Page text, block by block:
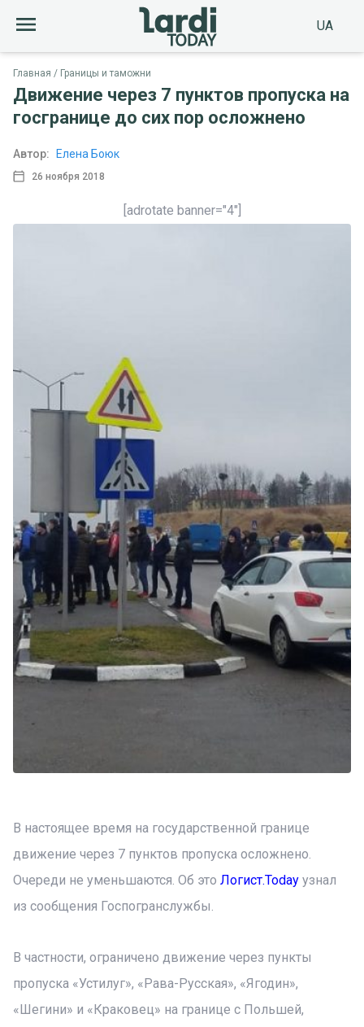
UA
Главная Границы и таможни
Движение через 7 пунктов пропуска на
госгранице до сих пор осложнено
26 ноября 2018
Автор: Елена Боюк
[adrotate banner="4"]
В настоящее время на государственной границе
движение через 7 пунктов пропуска осложнено.
Очереди не уменьшаются. Об это Логист.Today узнал
из сообщения Госпогранслужбы.
В частности, ограничено движение через пункты
пропуска «Устилуг», «Рава-Русская», «Ягодин»,
«Шегини» и «Краковец» на границе с Польшей,